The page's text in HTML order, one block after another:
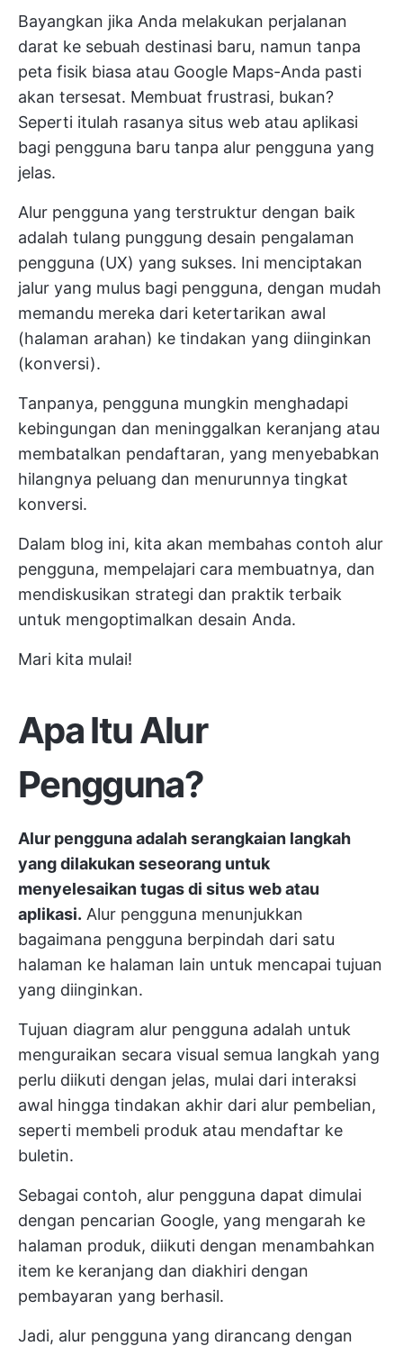
Bayangkan jika Anda melakukan perjalanan
darat ke sebuah destinasi baru, namun tanpa
peta fisik biasa atau Google Maps-Anda pasti
akan tersesat. Membuat frustrasi, bukan?
Seperti itulah rasanya situs web atau aplikasi
bagi pengguna baru tanpa alur pengguna yang
jelas.
Alur pengguna yang terstruktur dengan baik
adalah tulang punggung desain pengalaman
pengguna (UX) yang sukses. Ini menciptakan
jalur yang mulus bagi pengguna, dengan mudah
memandu mereka dari ketertarikan awal
(halaman arahan) ke tindakan yang diinginkan
(konversi).
Tanpanya, pengguna mungkin menghadapi
kebingungan dan meninggalkan keranjang atau
membatalkan pendaftaran, yang menyebabkan
hilangnya peluang dan menurunnya tingkat
konversi.
Dalam blog ini, kita akan membahas contoh alur
pengguna, mempelajari cara membuatnya, dan
mendiskusikan strategi dan praktik terbaik
untuk mengoptimalkan desain Anda.
Mari kita mulai!
Apa Itu Alur
Pengguna?
Alur pengguna adalah serangkaian langkah
yang dilakukan seseorang untuk
menyelesaikan tugas di situs web atau
aplikasi. Alur pengguna menunjukkan
bagaimana pengguna berpindah dari satu
halaman ke halaman lain untuk mencapai tujuan
yang diinginkan.
Tujuan diagram alur pengguna adalah untuk
menguraikan secara visual semua langkah yang
perlu diikuti dengan jelas, mulai dari interaksi
awal hingga tindakan akhir dari alur pembelian,
seperti membeli produk atau mendaftar ke
buletin.
Sebagai contoh, alur pengguna dapat dimulai
dengan pencarian Google, yang mengarah ke
halaman produk, diikuti dengan menambahkan
item ke keranjang dan diakhiri dengan
pembayaran yang berhasil.
Jadi, alur pengguna yang dirancang dengan